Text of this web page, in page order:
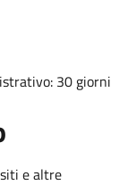
30 giorni
e altre